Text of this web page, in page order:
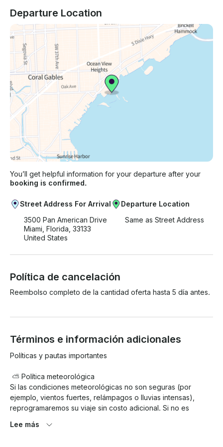
Departure Location
You’ll get helpful information for your departure after your
booking is confirmed.
Street Address For Arrival
3500 Pan American Drive
Miami, Florida, 33133
United States
Departure Location
Same as Street Address
Política de cancelación
Reembolso completo de la cantidad oferta hasta 5 día antes.
Términos e información adicionales
Políticas y pautas importantes
Si las condiciones meteorológicas no son seguras (por
ejemplo, vientos fuertes, relámpagos o lluvias intensas),
reprogramaremos su viaje sin costo adicional. Si no es
La lluvia ligera o la nubosidad no
Lee más